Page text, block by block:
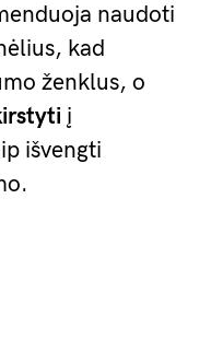
naudoti
kad
ženklus, o
į
išvengti